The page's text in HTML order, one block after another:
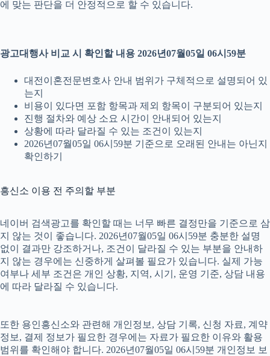
에 맞는 판단을 더 안정적으로 할 수 있습니다.
광고대행사 비교 시 확인할 내용 2026년07월05일 06시59분
대전이혼전문변호사 안내 범위가 구체적으로 설명되어 있
는지
비용이 있다면 포함 항목과 제외 항목이 구분되어 있는지
진행 절차와 예상 소요 시간이 안내되어 있는지
상황에 따라 달라질 수 있는 조건이 있는지
2026년07월05일 06시59분 기준으로 오래된 안내는 아닌지
확인하기
흥신소 이용 전 주의할 부분
네이버 검색광고를 확인할 때는 너무 빠른 결정만을 기준으로 삼
지 않는 것이 좋습니다. 2026년07월05일 06시59분 충분한 설명
없이 결과만 강조하거나, 조건이 달라질 수 있는 부분을 안내하
지 않는 경우에는 신중하게 살펴볼 필요가 있습니다. 실제 가능
여부나 세부 조건은 개인 상황, 지역, 시기, 운영 기준, 상담 내용
에 따라 달라질 수 있습니다.
또한 용인흥신소와 관련해 개인정보, 상담 기록, 신청 자료, 계약
정보, 결제 정보가 필요한 경우에는 자료가 필요한 이유와 활용
범위를 확인해야 합니다. 2026년07월05일 06시59분 개인정보 보